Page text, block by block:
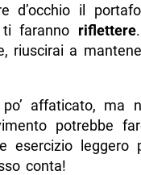
d’occhio il
faranno riflettere
riuscirai a
affaticato, ma
potrebbe
esercizio leggero
conta!